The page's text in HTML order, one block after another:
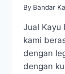
By Bandar
Jual Kayu
kami
dengan
dengan